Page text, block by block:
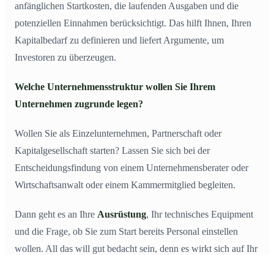
anfänglichen Startkosten, die laufenden Ausgaben und die
potenziellen Einnahmen berücksichtigt. Das hilft Ihnen, Ihren
Kapitalbedarf zu definieren und liefert Argumente, um
Investoren zu überzeugen.
Welche Unternehmensstruktur wollen Sie Ihrem
Unternehmen zugrunde legen?
Wollen Sie als Einzelunternehmen, Partnerschaft oder
Kapitalgesellschaft starten? Lassen Sie sich bei der
Entscheidungsfindung von einem Unternehmensberater oder
Wirtschaftsanwalt oder einem Kammermitglied begleiten.
Dann geht es an Ihre Ausrüstung, Ihr technisches Equipment
und die Frage, ob Sie zum Start bereits Personal einstellen
wollen. All das will gut bedacht sein, denn es wirkt sich auf Ihr